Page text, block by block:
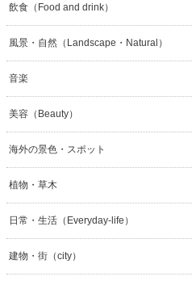
飲食（Food and drink）
風景・自然（Landscape・Natural）
音楽
美容（Beauty）
海外の景色・スポット
植物・草木
日常・生活（Everyday-life）
建物・街（city）